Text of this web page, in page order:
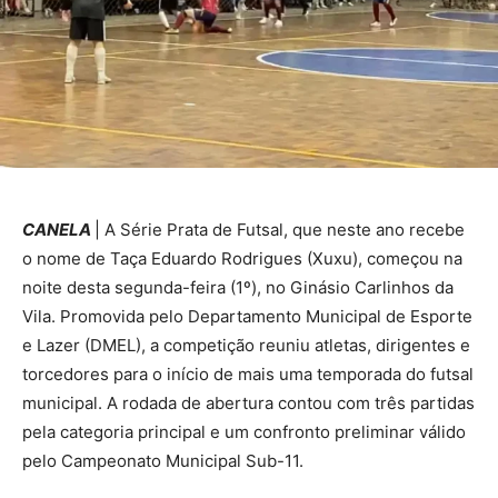
CANELA
| A Série Prata de Futsal, que neste ano recebe
o nome de Taça Eduardo Rodrigues (Xuxu), começou na
noite desta segunda-feira (1º), no Ginásio Carlinhos da
Vila. Promovida pelo Departamento Municipal de Esporte
e Lazer (DMEL), a competição reuniu atletas, dirigentes e
torcedores para o início de mais uma temporada do futsal
municipal. A rodada de abertura contou com três partidas
pela categoria principal e um confronto preliminar válido
pelo Campeonato Municipal Sub-11.